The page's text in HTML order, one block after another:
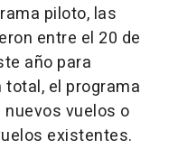
piloto, las
entre el 20 de
año para
el programa
vuelos o
existentes.